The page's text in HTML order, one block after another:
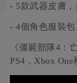
- 5款武器皮膚
- 4個角色服裝
《僵屍部隊4：
PS4，Xbox One